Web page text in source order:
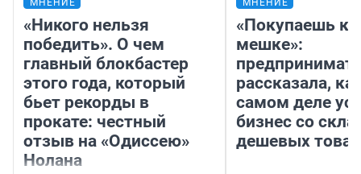
МНЕНИЕ
«Никого нельзя
победить». О чем
главный блокбастер
этого года, который
бьет рекорды в
прокате: честный
отзыв на «Одиссею»
Нолана
МНЕНИЕ
«Покупаешь
мешке»:
рассказала,
самом деле
бизнес со
дешевых